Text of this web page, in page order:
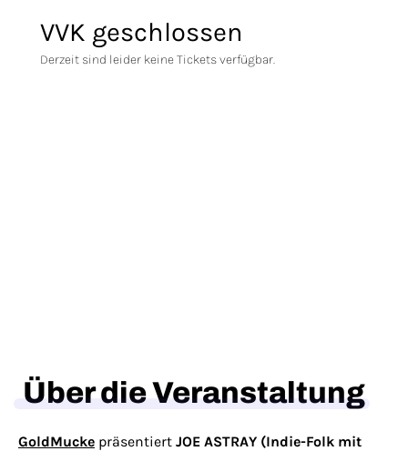
VVK geschlossen
Derzeit sind leider keine Tickets verfügbar.
Über die Veranstaltung
GoldMucke präsentiert JOE ASTRAY (Indie-Folk mit